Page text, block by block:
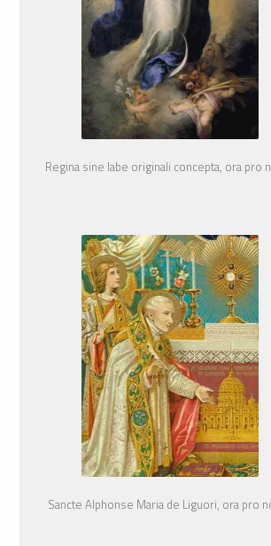
Regina sine labe originali concepta, ora pro
Sancte Alphonse Maria de Liguori, ora pro